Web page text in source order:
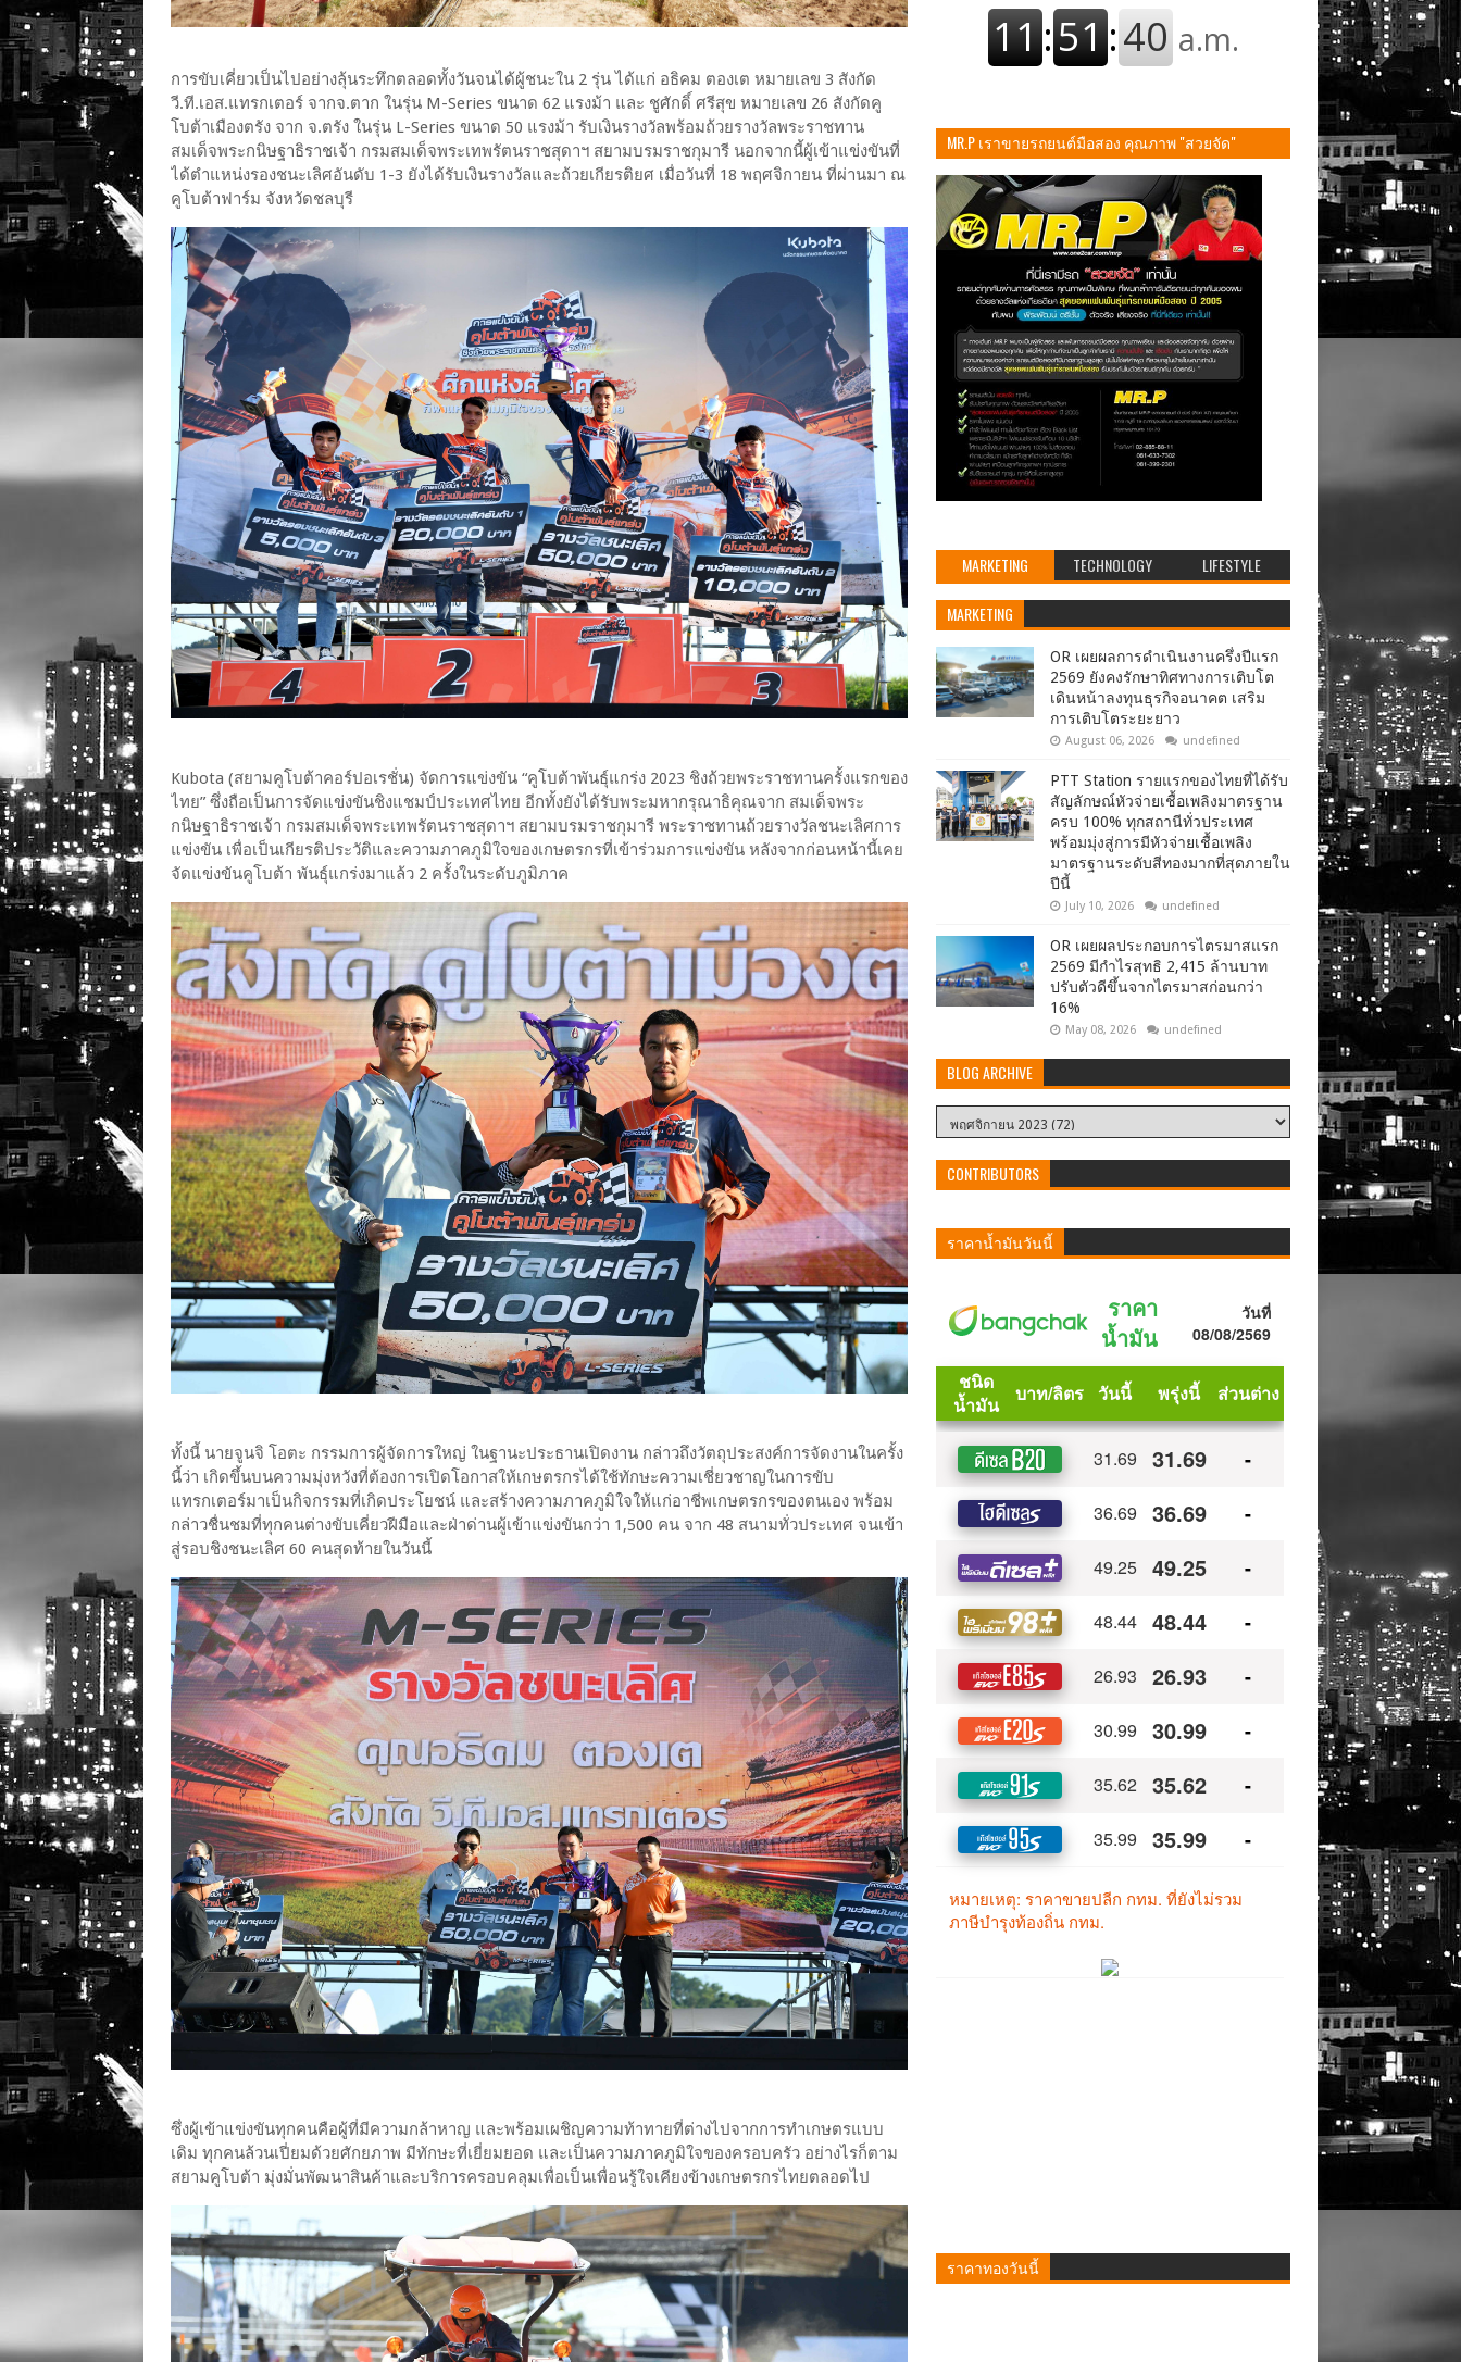
การขับเคี่ยวเป็นไปอย่างลุ้นระทึกตลอดทั้งวันจนได้ผู้ชนะใน 2 รุ่น ได้แก่ อธิคม ตองเต หมายเลข 3 สังกัด
วี.ที.เอส.แทรกเตอร์ จากจ.ตาก ในรุ่น M-Series ขนาด 62 แรงม้า และ ชูศักดิ์ ศรีสุข หมายเลข 26 สังกัดคู
โบต้าเมืองตรัง จาก จ.ตรัง ในรุ่น L-Series ขนาด 50 แรงม้า รับเงินรางวัลพร้อมถ้วยรางวัลพระราชทาน
สมเด็จพระกนิษฐาธิราชเจ้า กรมสมเด็จพระเทพรัตนราชสุดาฯ สยามบรมราชกุมารี นอกจากนี้ผู้เข้าแข่งขันที่
ได้ตำแหน่งรองชนะเลิศอันดับ 1-3 ยังได้รับเงินรางวัลและถ้วยเกียรติยศ เมื่อวันที่ 18 พฤศจิกายน ที่ผ่านมา ณ
คูโบต้าฟาร์ม จังหวัดชลบุรี
Kubota (สยามคูโบต้าคอร์ปอเรชั่น) จัดการแข่งขัน “คูโบต้าพันธุ์แกร่ง 2023 ชิงถ้วยพระราชทานครั้งแรกของ
ไทย” ซึ่งถือเป็นการจัดแข่งขันชิงแชมป์ประเทศไทย อีกทั้งยังได้รับพระมหากรุณาธิคุณจาก สมเด็จพระ
กนิษฐาธิราชเจ้า กรมสมเด็จพระเทพรัตนราชสุดาฯ สยามบรมราชกุมารี พระราชทานถ้วยรางวัลชนะเลิศการ
แข่งขัน เพื่อเป็นเกียรติประวัติและความภาคภูมิใจของเกษตรกรที่เข้าร่วมการแข่งขัน หลังจากก่อนหน้านี้เคย
จัดแข่งขันคูโบต้า พันธุ์แกร่งมาแล้ว 2 ครั้งในระดับภูมิภาค
ทั้งนี้ นายจูนจิ โอตะ กรรมการผู้จัดการใหญ่ ในฐานะประธานเปิดงาน กล่าวถึงวัตถุประสงค์การจัดงานในครั้ง
นี้ว่า เกิดขึ้นบนความมุ่งหวังที่ต้องการเปิดโอกาสให้เกษตรกรได้ใช้ทักษะความเชี่ยวชาญในการขับ
แทรกเตอร์มาเป็นกิจกรรมที่เกิดประโยชน์ และสร้างความภาคภูมิใจให้แก่อาชีพเกษตรกรของตนเอง พร้อม
กล่าวชื่นชมที่ทุกคนต่างขับเคี่ยวฝีมือและฝ่าด่านผู้เข้าแข่งขันกว่า 1,500 คน จาก 48 สนามทั่วประเทศ จนเข้า
สู่รอบชิงชนะเลิศ 60 คนสุดท้ายในวันนี้
ซึ่งผู้เข้าแข่งขันทุกคนคือผู้ที่มีความกล้าหาญ และพร้อมเผชิญความท้าทายที่ต่างไปจากการทำเกษตรแบบ
เดิม ทุกคนล้วนเปี่ยมด้วยศักยภาพ มีทักษะที่เยี่ยมยอด และเป็นความภาคภูมิใจของครอบครัว อย่างไรก็ตาม
สยามคูโบต้า มุ่งมั่นพัฒนาสินค้าและบริการครอบคลุมเพื่อเป็นเพื่อนรู้ใจเคียงข้างเกษตรกรไทยตลอดไป
MR.P เราขายรถยนต์มือสอง คุณภาพ "สวยจัด"
MARKETING TECHNOLOGY LIFESTYLE
MARKETING
OR เผยผลการดำเนินงานครึ่งปีแรก
2569 ยังคงรักษาทิศทางการเติบโต
เดินหน้าลงทุนธุรกิจอนาคต เสริม
การเติบโตระยะยาว
August 06, 2026 undefined
PTT Station รายแรกของไทยที่ได้รับ
สัญลักษณ์หัวจ่ายเชื้อเพลิงมาตรฐาน
ครบ 100% ทุกสถานีทั่วประเทศ
พร้อมมุ่งสู่การมีหัวจ่ายเชื้อเพลิง
มาตรฐานระดับสีทองมากที่สุดภายใน
ปีนี้
July 10, 2026 undefined
OR เผยผลประกอบการไตรมาสแรก
2569 มีกำไรสุทธิ 2,415 ล้านบาท
ปรับตัวดีขึ้นจากไตรมาสก่อนกว่า
16%
May 08, 2026 undefined
BLOG ARCHIVE
CONTRIBUTORS
ราคาน้ำมันวันนี้
ราคาทองวันนี้